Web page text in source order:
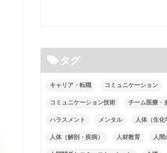
タグ
キャリア・転職 コミュニケーション
コミュニケーション技術 チーム医療・
ハラスメント メンタル 人体（生化
人体（解剖・疾病） 人材教育 人間